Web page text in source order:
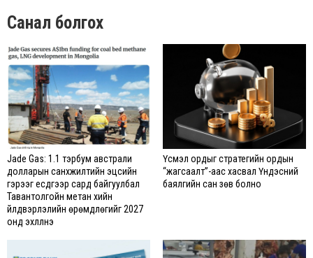
Санал болгох
Jade Gas: 1.1 тэрбум австрали
долларын санхүүжилтийн эцсийн
гэрээг есдүгээр сард байгуулбал
Тавантолгойн метан хийн
үйлдвэрлэлийн өрөмдлөгийг 2027
онд эхлүүлнэ
Үүсмэл ордыг стратегийн ордын
“жагсаалт”-аас хасвал Үндэсний
баялгийн сан зөв болно